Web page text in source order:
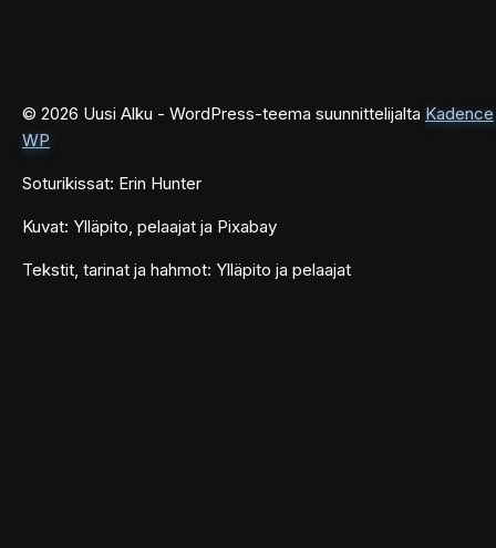
© 2026 Uusi Alku - WordPress-teema suunnittelijalta Kadence
WP
Soturikissat: Erin Hunter
Kuvat: Ylläpito, pelaajat ja Pixabay
Tekstit, tarinat ja hahmot: Ylläpito ja pelaajat